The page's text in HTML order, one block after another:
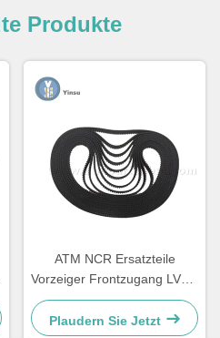
Produkte
ATM NCR Ersatzteile
Vorzeiger Frontzugang LVDT
Gurt 4450544331
Plaudern Sie Jetzt